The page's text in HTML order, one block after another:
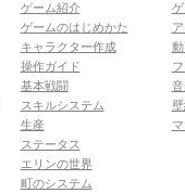
ゲーム紹介
ゲームのはじめかた
キャラクター作成
操作ガイド
基本戦闘
スキルシステム
生産
ステータス
エリンの世界
町のシステム